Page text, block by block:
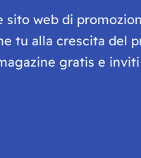
web di
tu alla crescita del
gratis e